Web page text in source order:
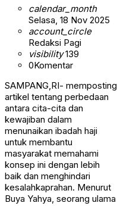
calendar_month
Selasa, 18 Nov 2025
account_circle
Redaksi Pagi
visibility139
0Komentar
SAMPANG,RI- memposting
artikel tentang perbedaan
antara cita-cita dan
kewajiban dalam
menunaikan ibadah haji
untuk membantu
masyarakat memahami
konsep ini dengan lebih
baik dan menghindari
kesalahkaprahan. Menurut
Buya Yahya, seorang ulama